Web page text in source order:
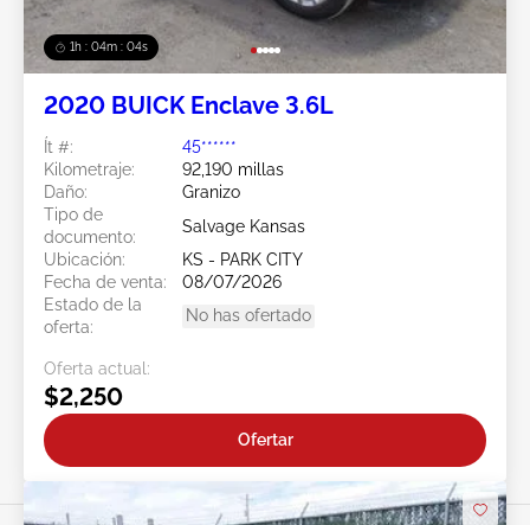
1h : 04m : 02s
2020 BUICK Enclave 3.6L
Ít #:
45******
Kilometraje:
92,190 millas
Daño:
Granizo
Tipo de
documento:
Salvage Kansas
Ubicación:
KS - PARK CITY
Fecha de venta:
08/07/2026
Estado de la
oferta:
No has ofertado
Oferta actual:
$2,250
Ofertar